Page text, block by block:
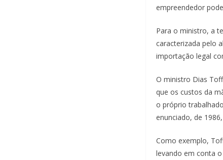
empreendedor
Para o ministro, a
caracterizada pelo
importação legal
O ministro Dias
que os custos da
o próprio
enunciado, de
Como exemplo,
levando em conta